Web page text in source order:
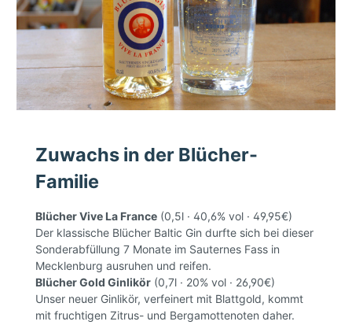
Zuwachs in der Blücher-
Familie
Blücher Vive La France (0,5l · 40,6% vol · 49,95€)
Der klassische Blücher Baltic Gin durfte sich bei dieser
Sonderabfüllung 7 Monate im Sauternes Fass in
Mecklenburg ausruhen und reifen.
Blücher Gold Ginlikör (0,7l · 20% vol · 26,90€)
Unser neuer Ginlikör, verfeinert mit Blattgold, kommt
mit fruchtigen Zitrus- und Bergamottenoten daher.